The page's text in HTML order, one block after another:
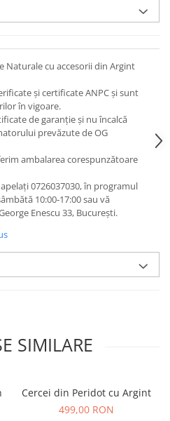
Naturale cu accesorii din Argint
şi certificate ANPC și sunt
în vigoare.
de garanţie și nu încalcă
prevăzute de OG
ambalarea corespunzătoare
0726037030, în programul
10:00‐17:00 sau vă
Enescu 33, București.
SIMILARE
Cercei din Peridot cu Argint
499,00 RON